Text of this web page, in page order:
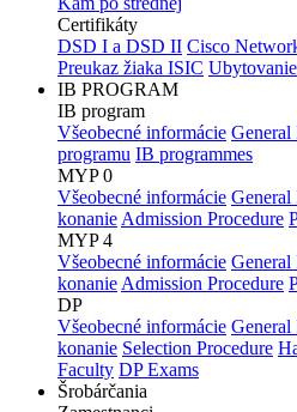
Certifikáty
DSD I a DSD II Cisco
Preukaz žiaka ISIC
IB PROGRAM
IB program
Všeobecné informácie General
programu IB programmes
MYP 0
Všeobecné informácie General
konanie Admission Procedure
MYP 4
Všeobecné informácie General
konanie Admission Procedure
DP
Všeobecné informácie General
konanie Selection Procedure
Faculty DP Exams
Šrobárčania